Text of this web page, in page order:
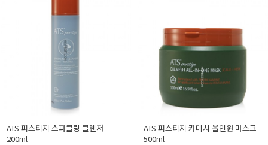
ATS 퍼스티지 스파클링 클렌저
200ml
ATS 퍼스티지 카미시 올인원 마스크
500ml